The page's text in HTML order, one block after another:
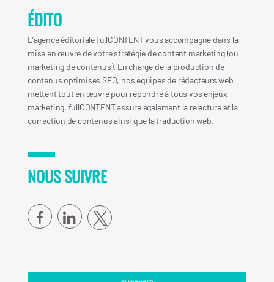
ÉDITO
L’agence éditoriale fullCONTENT vous accompagne dans la
mise en œuvre de votre stratégie de content marketing (ou
marketing de contenus). En charge de la production de
contenus optimisés SEO, nos équipes de rédacteurs web
mettent tout en œuvre pour répondre à tous vos enjeux
marketing. fullCONTENT assure également la relecture et la
correction de contenus ainsi que la traduction web.
NOUS SUIVRE
facebooklinkedin